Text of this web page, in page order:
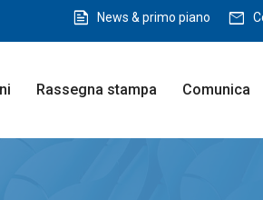
feed News & primo piano mail
Rassegna stampa Comunica